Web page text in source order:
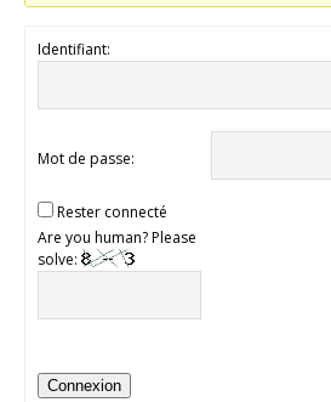
Identifiant:
Mot de passe:
Rester connecté
Are you human? Please
solve:
Connexion